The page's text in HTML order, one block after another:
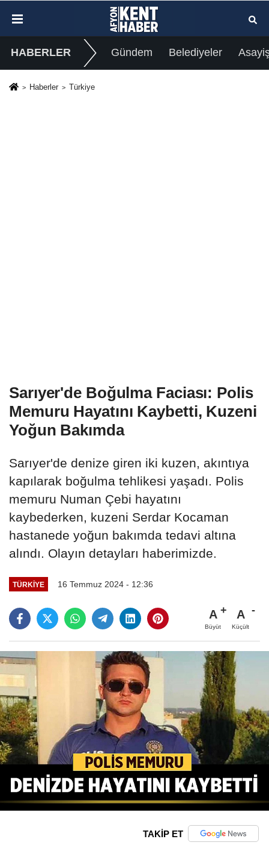
HABERLER Gündem Belediyeler
Haberler Türkiye
Sarıyer'de Boğulma Faciası: Polis
Memuru Hayatını Kaybetti, Kuzeni
Yoğun Bakımda
Sarıyer'de denize giren iki kuzen, akıntıya
kapılarak boğulma tehlikesi yaşadı. Polis
memuru Numan Çebi hayatını
kaybederken, kuzeni Serdar Kocaman
hastanede yoğun bakımda tedavi altına
alındı. Olayın detayları haberimizde.
TÜRKIYE 16 Temmuz 2024 - 12:36
A
Büyüt
A
Küçült
TAKİP ET